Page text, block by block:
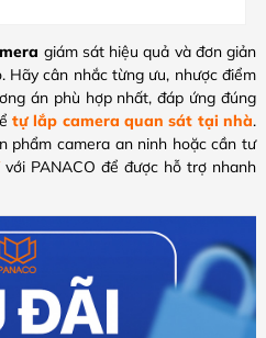
giám sát hiệu quả và đơn giản
Hãy cân nhắc từng ưu, nhược điểm
án phù hợp nhất, đáp ứng đúng
tự lắp camera quan sát tại nhà.
phẩm camera an ninh hoặc cần tư
với PANACO để được hỗ trợ nhanh